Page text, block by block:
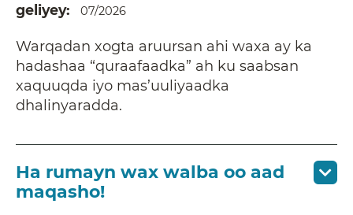
geliyey
07/2026
Warqadan xogta aruursan ahi waxa ay ka
hadashaa “quraafaadka” ah ku saabsan
xaquuqda iyo mas’uuliyaadka
dhalinyaradda.
Ha rumayn wax walba oo aad
maqasho!